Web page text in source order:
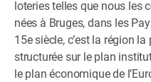
loteries telles que nous les
nées à Bruges, dans les
15e siècle, c’est la région
structurée sur le plan
le plan économique de